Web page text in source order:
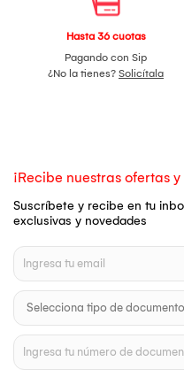
Hasta 36 cuotas
Pagando con Sip
¿No la tienes? Solicítala
¡Recibe nuestras ofertas
Suscríbete y recibe en tu
exclusivas y novedades